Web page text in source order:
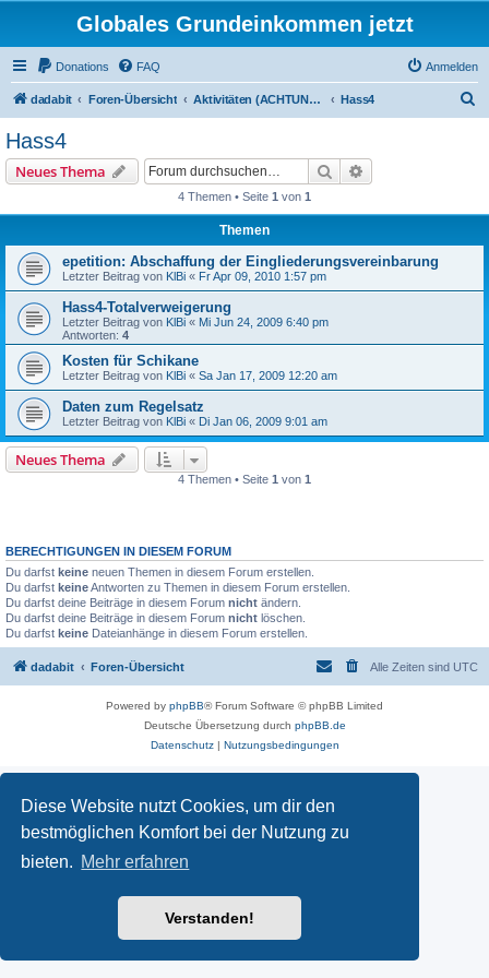
Diese Website nutzt Cookies, um dir den
bestmöglichen Komfort bei der Nutzung zu
bieten. Mehr erfahren
Verstanden!
Globales Grundeinkommen jetzt
Donations FAQ Anmelden
dadabit Foren-Übersicht Aktivitäten (ACHTUNG: Infos zum Registrieren sind unten in: "neu hier?") Hass4
Hass4
Neues Thema Suche
4 Themen • Seite 1 von 1
Themen
epetition: Abschaffung der Eingliederungsvereinbarung
Letzter Beitrag von KlBi « Fr Apr 09, 2010 1:57 pm
Hass4-Totalverweigerung
Letzter Beitrag von KlBi « Mi Jun 24, 2009 6:40 pm
Antworten: 4
Kosten für Schikane
Letzter Beitrag von KlBi « Sa Jan 17, 2009 12:20 am
Daten zum Regelsatz
Letzter Beitrag von KlBi « Di Jan 06, 2009 9:01 am
Neues Thema
4 Themen • Seite 1 von 1
BERECHTIGUNGEN IN DIESEM FORUM
Du darfst keine neuen Themen in diesem Forum erstellen.
Du darfst keineAntworten zu Themen in diesem Forum erstellen.
Du darfst deine Beiträge in diesem Forum nicht ändern.
Du darfst deine Beiträge in diesem Forum nicht löschen.
Du darfst keine Dateianhänge in diesem Forum erstellen.
dadabit Foren-Übersicht Alle Zeiten sind UTC
Powered by phpBB® Forum Software © phpBB Limited
Deutsche Übersetzung durch phpBB.de
Datenschutz| Nutzungsbedingungen